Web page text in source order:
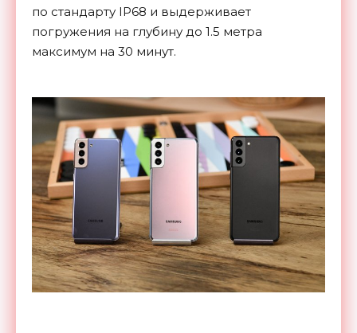
по стандарту IP68 и выдерживает
погружения на глубину до 1.5 метра
максимум на 30 минут.